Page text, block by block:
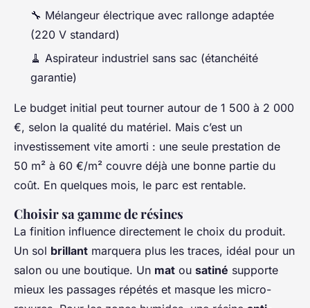
🔧 Mélangeur électrique avec rallonge adaptée
(220 V standard)
🧹 Aspirateur industriel sans sac (étanchéité
garantie)
Le budget initial peut tourner autour de 1 500 à 2 000
€, selon la qualité du matériel. Mais c’est un
investissement vite amorti : une seule prestation de
50 m² à 60 €/m² couvre déjà une bonne partie du
coût. En quelques mois, le parc est rentable.
Choisir sa gamme de résines
La finition influence directement le choix du produit.
Un sol brillant marquera plus les traces, idéal pour un
salon ou une boutique. Un mat ou satiné supporte
mieux les passages répétés et masque les micro-